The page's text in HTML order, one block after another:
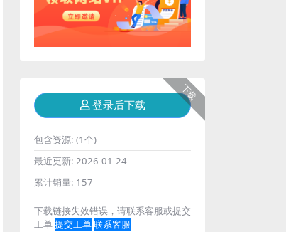
下载
登录后下载
包含资源: (1个)
最近更新: 2026-01-24
累计销量: 157
下载链接失效错误，请联系客服或提交
工单提交工单联系客服